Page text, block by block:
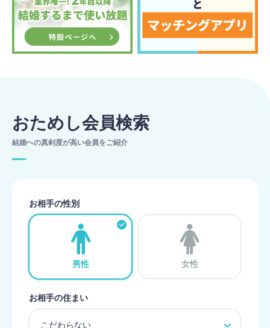
おためし会員検索
結婚への真剣度が高い会員をご紹介
お相手の性別
男性 女性
お相手の住まい